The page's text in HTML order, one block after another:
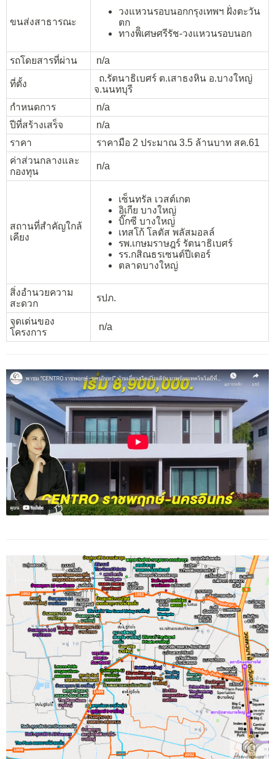
ขนส่งสาธารณะ
วงแหวนรอบนอกกรุงเทพฯ ฝั่งตะวัน
ตก
ทางพิิเศษศรีรัช-วงแหวนรอบนอก
รถโดยสารที่ผ่าน n/a
ที่ตั้ง
ถ.รัตนาธิเบศร์ ต.เสาธงหิน อ.บางใหญ่
จ.นนทบุรี
กำหนดการ
n/a
ปีที่สร้างเสร็จ
n/a
ราคา
ราคามือ 2 ประมาณ 3.5 ล้านบาท สค.61
ค่าส่วนกลางและ
กองทุน
n/a
สถานที่สำคัญใกล้
เคียง
เซ็นทรัล เวสต์เกต
อิเกีย บางใหญ่
บิ๊กซี บางใหญ่
เทสโก้ โลตัส พลัสมอลล์
รพ.เกษมราษฎร์ รัตนาธิเบศร์
รร.กสิณธรเซนต์ปีเตอร์
ตลาดบางใหญ่
สิ่งอำนวยความ
สะดวก
รปภ.
จุดเด่นของ
โครงการ
n/a